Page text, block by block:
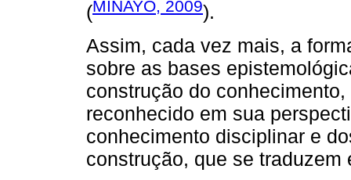
(MINAYO, 2009).
Assim, cada vez mais, a
sobre as bases
construção do
reconhecido em sua
conhecimento disciplinar e
construção, que se traduzem